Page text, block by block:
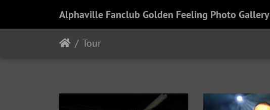
Alphaville Fanclub Golden Feeling Photo Gallery
Tour